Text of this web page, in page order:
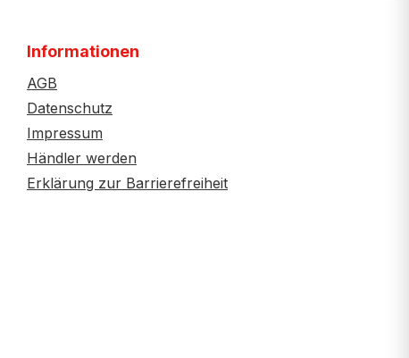
Informationen
AGB
Datenschutz
Impressum
Händler werden
Erklärung zur Barrierefreiheit